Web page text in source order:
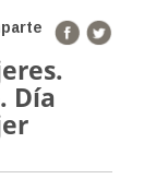
Día